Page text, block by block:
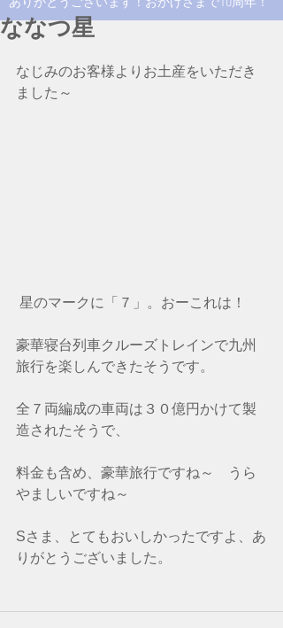
​ありがとうございます！おかげさまで10周年！
ななつ星
なじみのお客様よりお土産をいただき
ました～
星のマークに「７」。おーこれは！
豪華寝台列車クルーズトレインで九州
旅行を楽しんできたそうです。
全７両編成の車両は３０億円かけて製
造されたそうで、
料金も含め、豪華旅行ですね～　うら
やましいですね～
Sさま、とてもおいしかったですよ、あ
りがとうございました。